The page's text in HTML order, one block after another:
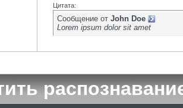
Цитата:
Сообщение от John Doe
Lorem ipsum dolor sit amet